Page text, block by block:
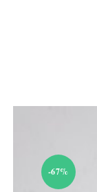
-67%